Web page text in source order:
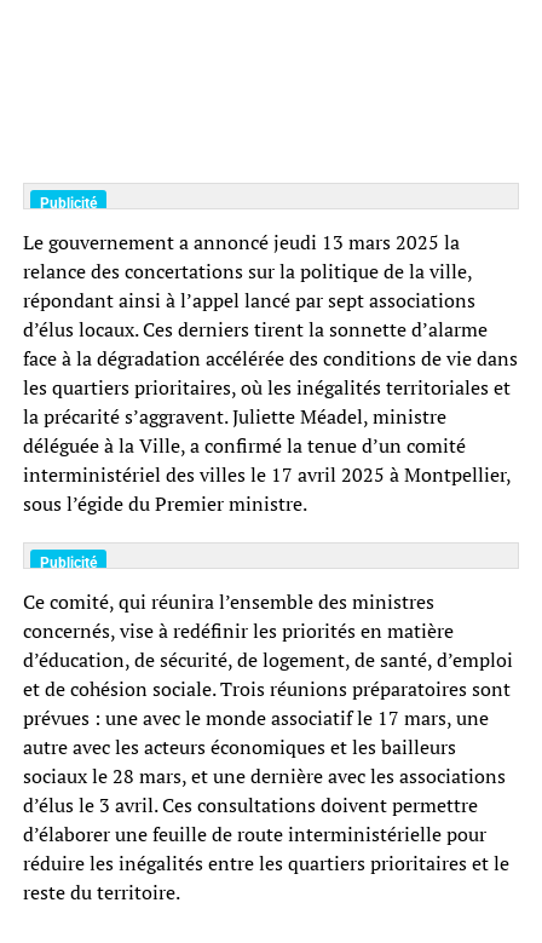
Le gouvernement a annoncé jeudi 13 mars 2025 la
relance des concertations sur la politique de la ville,
répondant ainsi à l’appel lancé par sept associations
d’élus locaux. Ces derniers tirent la sonnette d’alarme
face à la dégradation accélérée des conditions de vie dans
les quartiers prioritaires, où les inégalités territoriales et
la précarité s’aggravent. Juliette Méadel, ministre
déléguée à la Ville, a confirmé la tenue d’un comité
interministériel des villes le 17 avril 2025 à Montpellier,
sous l’égide du Premier ministre.
Ce comité, qui réunira l’ensemble des ministres
concernés, vise à redéfinir les priorités en matière
d’éducation, de sécurité, de logement, de santé, d’emploi
et de cohésion sociale. Trois réunions préparatoires sont
prévues : une avec le monde associatif le 17 mars, une
autre avec les acteurs économiques et les bailleurs
sociaux le 28 mars, et une dernière avec les associations
d’élus le 3 avril. Ces consultations doivent permettre
d’élaborer une feuille de route interministérielle pour
réduire les inégalités entre les quartiers prioritaires et le
reste du territoire.